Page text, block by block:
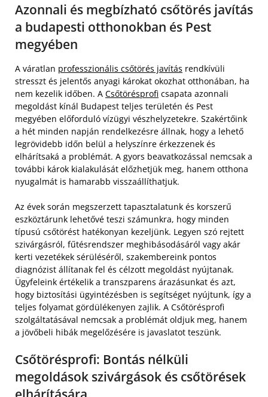
Azonnali és megbízható csőtörés javítás
a budapesti otthonokban és Pest
megyében
A váratlan professzionális csőtörés javítás rendkívüli
stresszt és jelentős anyagi károkat okozhat otthonában, ha
nem kezelik időben. A Csőtörésprofi csapata azonnali
megoldást kínál Budapest teljes területén és Pest
megyében előforduló vízügyi vészhelyzetekre. Szakértőink
a hét minden napján rendelkezésre állnak, hogy a lehető
legrövidebb időn belül a helyszínre érkezzenek és
elhárítsaká a problémát. A gyors beavatkozással nemcsak a
további károk kialakulását előzhetjük meg, hanem otthona
nyugalmát is hamarabb visszaállíthatjuk.
Az évek során megszerzett tapasztalatunk és korszerű
eszköztárunk lehetővé teszi számunkra, hogy minden
típusú csőtörést hatékonyan kezeljünk. Legyen szó rejtett
szivárgásról, fűtésrendszer meghibásodásáról vagy akár
kerti vezetékek sérüléséről, szakembereink pontos
diagnózist állítanak fel és célzott megoldást nyújtanak.
Ügyfeleink értékelik a transzparens árazásunkat és azt,
hogy biztosítási ügyintézésben is segítséget nyújtunk, így a
teljes folyamat gördülékenyen zajlik. A Csőtörésprofi
szolgáltatásával nemcsak a problémát oldjuk meg, hanem
a jövőbeli hibák megelőzésére is javaslatot teszünk.
Csőtörésprofi: Bontás nélküli
megoldások szivárgások és csőtörések